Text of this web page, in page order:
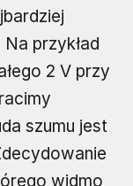
przykład
2 V przy
szumu jest
widmo